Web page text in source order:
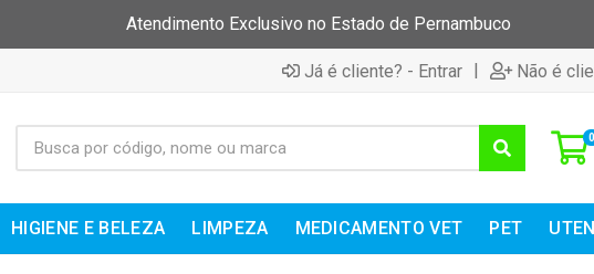
Atendimento Exclusivo no Estado de Pernambuco
Já é cliente? - Entrar | Não é
0
HIGIENE E BELEZA LIMPEZA MEDICAMENTO VET PET